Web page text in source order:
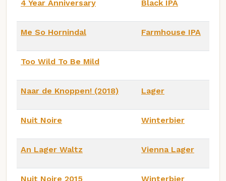
4 Year Anniversary Black IPA
Me So Hornindal Farmhouse IPA
Too Wild To Be Mild
Naar de Knoppen! (2018) Lager
Nuit Noire Winterbier
An Lager Waltz Vienna Lager
Nuit Noire 2015 Winterbier